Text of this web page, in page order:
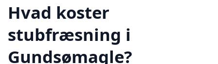
Hvad koster
stubfræsning i
Gundsømagle?